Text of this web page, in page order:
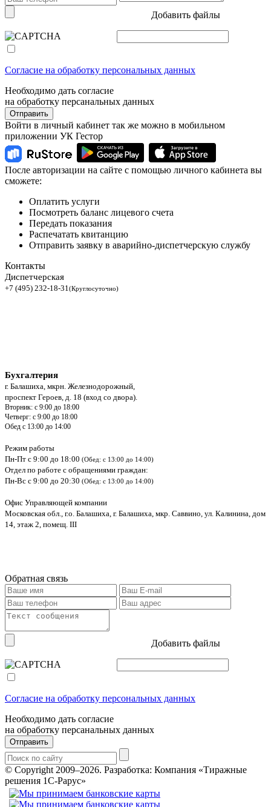
Добавить файлы
Согласие на обработку персональных данных
Необходимо дать согласие
на обработку персанальных данных
Отправить
Войти в личный кабинет так же можно в мобильном
приложении УК Гестор
После авторизации на сайте с помощью личного кабинета вы
сможете:
Оплатить услуги
Посмотреть баланс лицевого счета
Передать показания
Распечатать квитанцию
Отправить заявку в аварийно-диспетчерскую службу
Контакты
Диспетчерская
+7 (495) 232-18-31(Круглосуточно)
Бухгалтерия
г. Балашиха, мкрн. Железнодорожный,
проспект Героев, д. 18 (вход со двора).
Вторник: с 9:00 до 18:00
Четверг: с 9:00 до 18:00
Обед с 13:00 до 14:00
Режим работы
Пн-Пт с 9:00 до 18:00 (Обед: с 13:00 до 14:00)
Отдел по работе с обращениями граждан:
Пн-Вс с 9:00 до 20:30 (Обед: с 13:00 до 14:00)
Офис Управляющей компании
Московская обл., г.о. Балашиха, г. Балашиха, мкр. Саввино, ул. Калинина, дом
14, этаж 2, помещ. III
Обратная связь
Добавить файлы
Согласие на обработку персональных данных
Необходимо дать согласие
на обработку персанальных данных
Отправить
© Copyright 2009–2026. Разработка: Компания «Тиражные
решения 1С-Рарус»